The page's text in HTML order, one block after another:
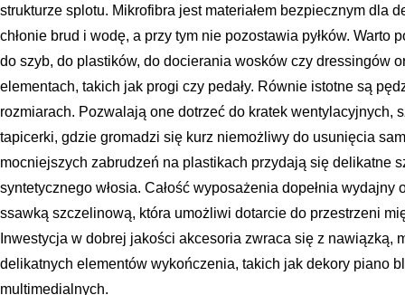
strukturze splotu. Mikrofibra jest materiałem bezpiecznym dla
chłonie brud i wodę, a przy tym nie pozostawia pyłków. Warto
do szyb, do plastików, do docierania wosków czy dressingów
elementach, takich jak progi czy pedały. Równie istotne są
rozmiarach. Pozwalają one dotrzeć do kratek wentylacyjnych,
tapicerki, gdzie gromadzi się kurz niemożliwy do usunięcia
mocniejszych zabrudzeń na plastikach przydają się delikatne
syntetycznego włosia. Całość wyposażenia dopełnia
ssawką szczelinową, która umożliwi dotarcie do przestrzeni
Inwestycja w dobrej jakości akcesoria zwraca się z nawiązką,
delikatnych elementów wykończenia, takich jak dekory piano
multimedialnych.